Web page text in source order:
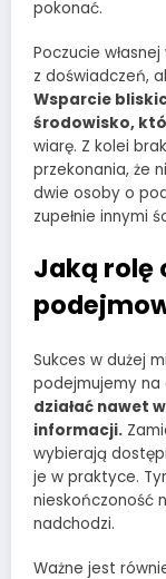
pokonać.
Poczucie
z doświadczeń,
Wsparcie
środowisko,
wiarę. Z kolei
przekonania, że
dwie osoby o
zupełnie innymi
Jaką rolę
Sukces w dużej
podejmujemy na
działać nawet
informacji.
wybierają
je w praktyce.
nieskończoność
nadchodzi.
Ważne jest